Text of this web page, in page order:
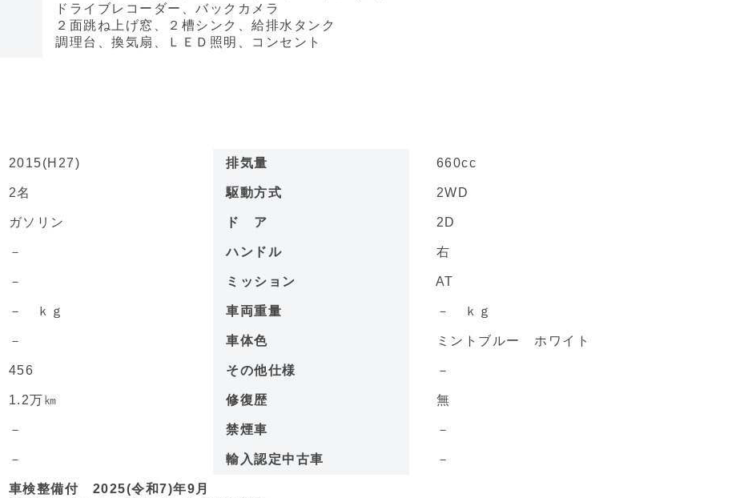
ドライブレコーダー、バックカメラ
２面跳ね上げ窓、２槽シンク、給排水タンク
調理台、換気扇、ＬＥＤ照明、コンセント
2015(H27) 排気量 660cc
2名 駆動方式 2WD
ガソリン ド ア 2D
－ ハンドル 右
－ ミッション AT
－ ｋｇ 車両重量 － ｋｇ
－ 車体色 ミントブルー ホワイト
456 その他仕様 －
1.2万㎞ 修復歴 無
－ 禁煙車 －
－ 輸入認定中古車 －
車検整備付 2025(令和7)年9月